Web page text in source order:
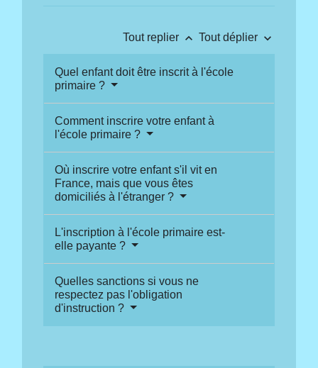
Tout replier keyboard_arrow_up Tout déplier keyboard_arrow_down
Quel enfant doit être inscrit à l'école
primaire ?
Comment inscrire votre enfant à
l'école primaire ?
Où inscrire votre enfant s'il vit en
France, mais que vous êtes
domiciliés à l'étranger ?
L'inscription à l'école primaire est-
elle payante ?
Quelles sanctions si vous ne
respectez pas l'obligation
d'instruction ?